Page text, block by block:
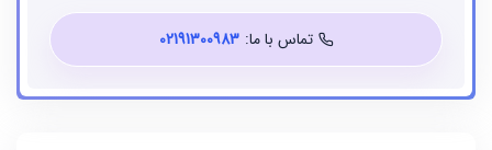
تماس با ما: 02191300983